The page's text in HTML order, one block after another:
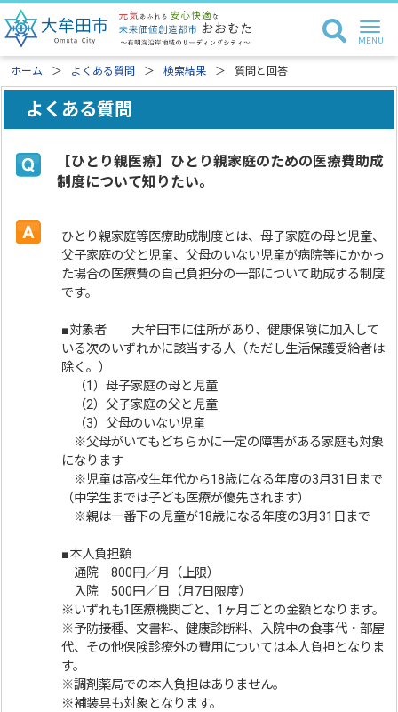
ホーム よくある質問 検索結果 質問と回答
よくある質問
【ひとり親医療】ひとり親家庭のための医療費助成
制度について知りたい。
ひとり親家庭等医療助成制度とは、母子家庭の母と児童、
父子家庭の父と児童、父母のいない児童が病院等にかかっ
た場合の医療費の自己負担分の一部について助成する制度
です。
■対象者 大牟田市に住所があり、健康保険に加入して
いる次のいずれかに該当する人（ただし生活保護受給者は
除く。）
（1）母子家庭の母と児童
（2）父子家庭の父と児童
（3）父母のいない児童
※父母がいてもどちらかに一定の障害がある家庭も対象
になります
※児童は高校生年代から18歳になる年度の3月31日まで
（中学生までは子ども医療が優先されます）
※親は一番下の児童が18歳になる年度の3月31日まで
■本人負担額
通院 800円／月（上限）
入院 500円／日（月7日限度）
※いずれも1医療機関ごと、1ヶ月ごとの金額となります。
※予防接種、文書料、健康診断料、入院中の食事代・部屋
代、その他保険診療外の費用については本人負担となりま
す。
※調剤薬局での本人負担はありません。
※補装具も対象となります。